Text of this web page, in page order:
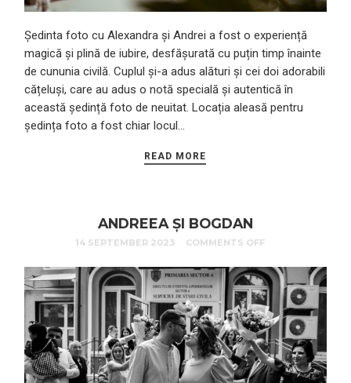
Ședinta foto cu Alexandra și Andrei a fost o experiență
magică și plină de iubire, desfășurată cu puțin timp înainte
de cununia civilă. Cuplul și-a adus alături și cei doi adorabili
cățeluși, care au adus o notă specială și autentică în
această ședință foto de neuitat. Locația aleasă pentru
ședința foto a fost chiar locul…
READ MORE
ANDREEA ȘI BOGDAN
14 SEPTEMBER 2023 COMMENTS OFF